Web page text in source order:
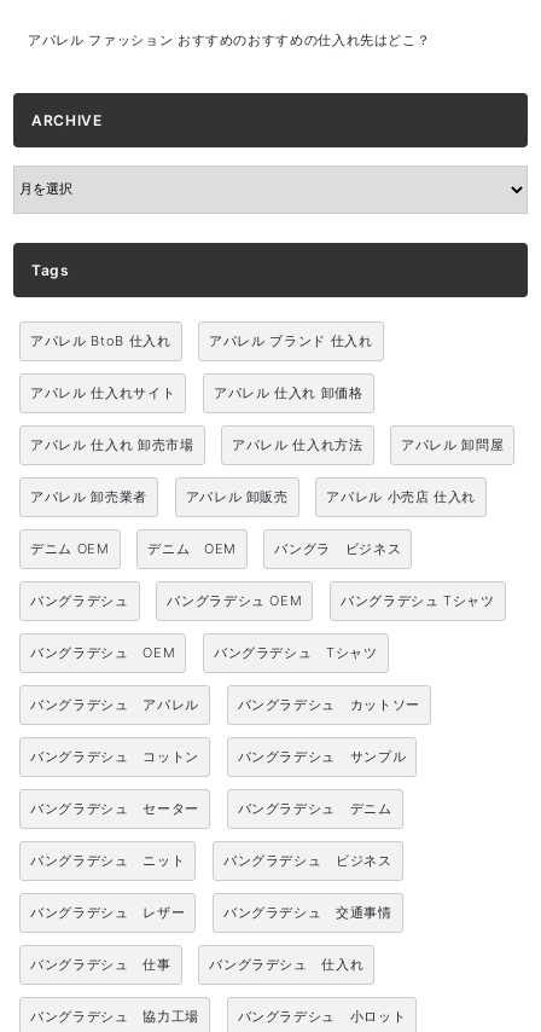
アパレル ファッション おすすめのおすすめの仕入れ先はどこ？
ARCHIVE
ARCHIVE
Tags
アパレル BtoB 仕入れ アパレル ブランド 仕入れ
アパレル 仕入れサイト アパレル 仕入れ 卸価格
アパレル 仕入れ 卸売市場 アパレル 仕入れ方法 アパレル 卸問屋
アパレル 卸売業者 アパレル 卸販売 アパレル 小売店 仕入れ
デニム OEM デニム OEM バングラ ビジネス
バングラデシュ バングラデシュ OEM バングラデシュ Tシャツ
バングラデシュ OEM バングラデシュ Tシャツ
バングラデシュ アパレル バングラデシュ カットソー
バングラデシュ コットン バングラデシュ サンプル
バングラデシュ セーター バングラデシュ デニム
バングラデシュ ニット バングラデシュ ビジネス
バングラデシュ レザー バングラデシュ 交通事情
バングラデシュ 仕事 バングラデシュ 仕入れ
バングラデシュ 協力工場 バングラデシュ 小ロット